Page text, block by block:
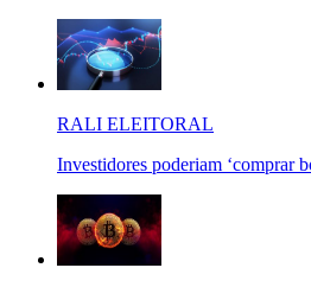
RALI ELEITORAL
Investidores poderiam ‘comprar